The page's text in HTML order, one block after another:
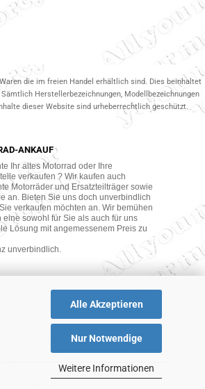
Alle Akzeptieren
Nur Notwendige
Weitere Informationen
die im freien Handel erhältlich sind. Dies beinhaltet
Herstellerbezeichnungen, Modellbezeichnungen
dieser Website sind urheberrechtlich geschützt.
ANKAUF
Ihr altes Motorrad oder Ihre
verkaufen ? Wir kaufen auch
Motorräder und Ersatzteilträger sowie
an. Bieten Sie uns doch unverbindlich
verkaufen möchten an. Wir bemühen
eine sowohl für Sie als auch für uns
Lösung mit angemessenem Preis zu
unverbindlich.